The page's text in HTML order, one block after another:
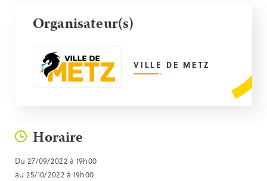
Organisateur(s)
VILLE DE METZ
Horaire
Du 27/09/2022 à 19h00
au 25/10/2022 à 19h00